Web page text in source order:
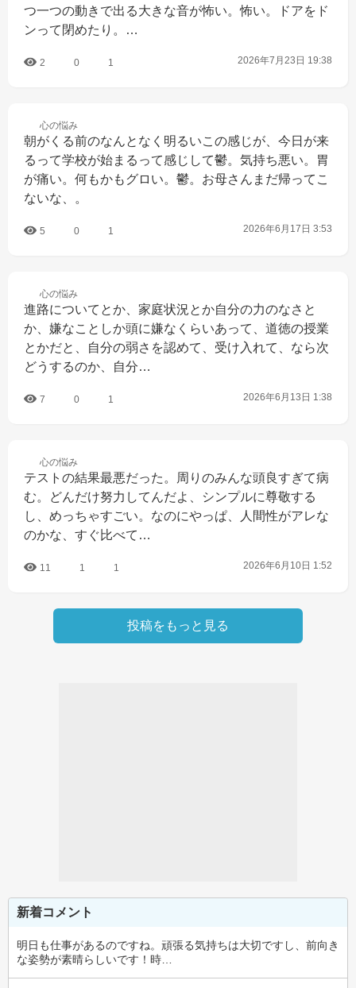
つ一つの動きで出る大きな音が怖い。怖い。ドアをド
ンって閉めたり。…
2 0 1 2026年7月23日 19:38
心の悩み
朝がくる前のなんとなく明るいこの感じが、今日が来
るって学校が始まるって感じして鬱。気持ち悪い。胃
が痛い。何もかもグロい。鬱。お母さんまだ帰ってこ
ないな、。
5 0 1 2026年6月17日 3:53
心の悩み
進路についてとか、家庭状況とか自分の力のなさと
か、嫌なことしか頭に嫌なくらいあって、道徳の授業
とかだと、自分の弱さを認めて、受け入れて、なら次
どうするのか、自分…
7 0 1 2026年6月13日 1:38
心の悩み
テストの結果最悪だった。周りのみんな頭良すぎて病
む。どんだけ努力してんだよ、シンプルに尊敬する
し、めっちゃすごい。なのにやっぱ、人間性がアレな
のかな、すぐ比べて…
11 1 1 2026年6月10日 1:52
投稿をもっと見る
新着コメント
明日も仕事があるのですね。頑張る気持ちは大切ですし、前向き
な姿勢が素晴らしいです！時…